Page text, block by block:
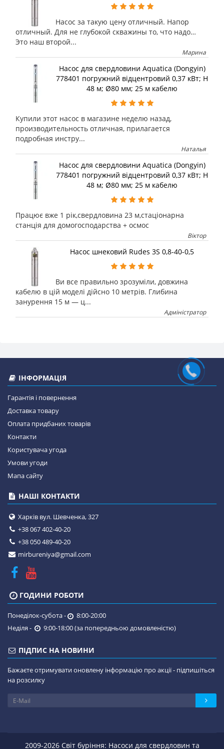
Насос за такую цену отличный. Напор
отличный. Для не глубокой скважины то, что надо…
Это наш второй...
Марина
Насос для свердловини Aquatica (Dongyin)
778401 погружний відцентровий 0,37 кВт; H
48 м; Ø80 мм; 25 м кабелю
Купили этот насос в магазине неделю назад,
производительность отличная, прилагается
подробная инстру...
Наталья
Насос для свердловини Aquatica (Dongyin)
778401 погружний відцентровий 0,37 кВт; H
48 м; Ø80 мм; 25 м кабелю
Працює вже 1 рік,свердловина 23 м,стаціонарна
станція для домогосподарства + осмос
Віктор
Насос шнековий Rudes 3S 0,8-40-0,5
Ви все правильно зрозуміли, довжина
кабелю в цій моделі дійсно 10 метрів. Глибина
занурення 15 м — ц...
Адміністратор
ІНФОРМАЦІЯ
Гарантія і повернення
Доставка товару
Оплата придбаних товарів
Контакти
Користувача угода
Умови угоди
Мапа сайту
НАШІ КОНТАКТИ
Харків вул. Шевченка, 327
+38 067 402-40-20
+38 050 489-40-20
mirbureniya@gmail.com
ГОДИНИ РОБОТИ
Понеділок-субота -
8:00-20:00
Неділя -
9:00-18:00 (за попередньою домовленістю)
ПІДПИС НА НОВИНИ
Бажаєте отримувати оновлену інформацію про акції - підпишіться
на розсилку
2009-2026 Світ буріння: Насоси для свердловин та